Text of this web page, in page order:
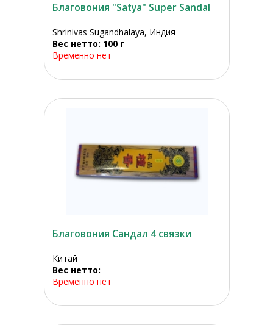
Благовония "Satya" Super Sandal
Shrinivas Sugandhalaya, Индия
Вес нетто: 100 г
Временно нет
Благовония Сандал 4 связки
Китай
Вес нетто:
Временно нет